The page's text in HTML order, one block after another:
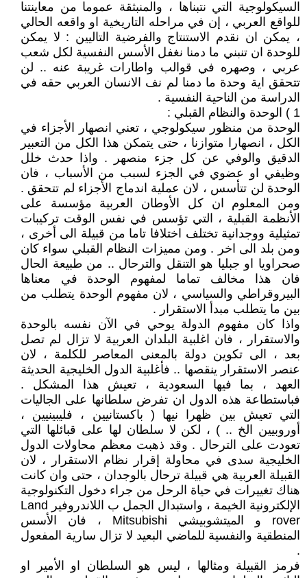
السيكولوجية التي نتبناها ، والمنبثقة عموما من معاينتنا
للواقع العربي ، إن في مراحله التاريخية او واقعه الحالي
، يمكن ان نقدم الاستنتاج والفرضية التاليين : لا يمكن
للوحدة ان تنبني ما دمنا نغفل الأسس النفسية لكل شعب
عربي ، وصهره في قوالب واطارات غريبة عنه .. لن
تتحقق اية وحدة ما دمنا لم نف الانسان العربي حقه في
الدراسة من الناحية النفسية .
1 ) الوحدة والنظام القبلي :
الوحدة من منظور سيكولوجي ، تعني انصهار الأجزاء في
الكل ، انصهارا متوازنا ، حتى يتمكن هذا الكل من التعبير
الدقيق والوفي عن كل جزء منصهر . واذا حدث خلل
وظيفي او عضوي في الجزء لسبب من الأسباب ، فان
الوحدة لن تتأسس ، لان عملية اندماج الأجزاء لم تتحقق .
ومن المعلوم ان كل الأوطان العربية مؤسسة على
الأنظمة القبلية ، التي تؤسس في نفس الوقت تركيبات
تمثيلية ووجدانية تختلف اختلافا تاما من قبيلة الى أخرى ،
ومن بلد الى اخر . ومن مميزات النظام القبلي سواء كان
صحراويا او جبليا هو التنقل والترحال .. من طبيعة الحال
فان هذا مخالف تماما لمفهوم الوحدة في معناها
البيروقراطي والسياسي ، لان مفهوم الوحدة يتطلب من
بين ما يتطلب مبدأ الاستقرار .
واذا كان مفهوم الدولة يوحي في الآن نفسه بالوحدة
والاستقرار ، فان اغلبية البلدان العربية لا تزال لم تصل
بعد ، الى تكوين دولة بالمعنى المعاصر للكلمة ، لان
عنصر الاستقرار ينقصها .. فأغلبية الدول الخليجية الحديثة
العهد ، بما فيها السعودية ، تعيش هذا المشكل .
فباستطاعة هذه الدول ان تفرض سلطانها على الجاليات
التي تعيش بين ظهرا نيها ( باكستانيين ، فليبينيين ،
أوروبيين الخ .. ) ، لكن لا سلطان لها على قبائلها التي
تعودت على الترحال . وقد ذهبت معظم محاولات الدول
الخليجية سدى في محاولة إقرار نظام الاستقرار ، لان
القبيلة العربية هي قبيلة ترحال بالوجدان ، حتى وان كانت
هناك تغييرات في حياة الرحل من جراء دخول التكنولوجية
الإلكترونية الخيمة ، واستبدال الجمل ب اللاندروفير Land
rover و الميتشوبيشي Mitsubishi ، فان الأسس
المنطقية والنفسية للماضي البعيد لا تزال سارية المفعول
.
فرمز القبيلة ومثالها ، ليس هو السلطان او الأمير او